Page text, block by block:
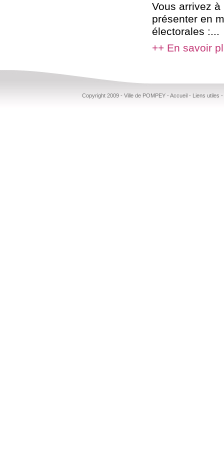
Vous arrivez
présenter en
électorales :...
++ En savoir
Copyright 2009 - Ville de POMPEY - Accueil- Liens utiles -